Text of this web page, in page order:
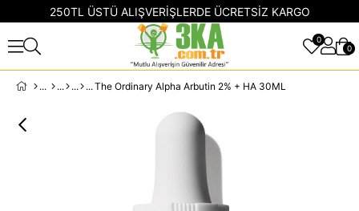
250TL ÜSTÜ ALIŞVERİŞLERDE ÜCRETSİZ KARGO
0
0
The Ordinary Alpha Arbutin 2% + HA 30ML